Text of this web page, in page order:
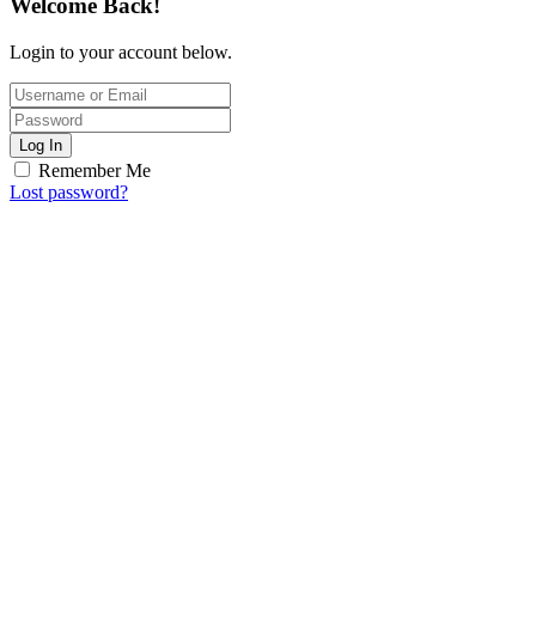
Welcome Back!
Login to your account below.
Log In
Remember Me
Lost password?